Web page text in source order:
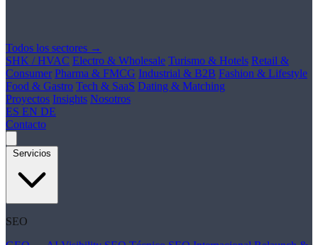
Todos los sectores →
SHK / HVAC Electro & Wholesale Turismo & Hotels Retail &
Consumer Pharma & FMCG Industrial & B2B Fashion & Lifestyle
Food & Gastro Tech & SaaS Dating & Matching
Proyectos Insights Nosotros
ES EN DE
Contacto
Servicios
SEO